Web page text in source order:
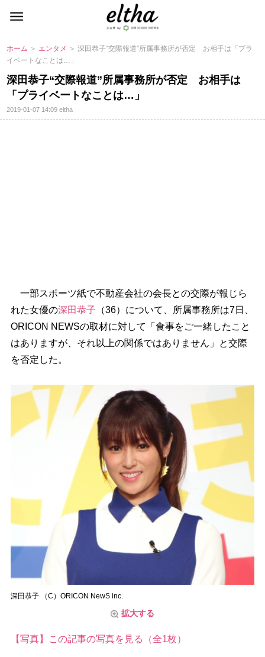
ホーム ＞ エンタメ ＞ 深田恭子“交際報道”所属事務所が否定 お相手は「プラ
イベートなことは…」
深田恭子“交際報道”所属事務所が否定 お相手は
「プライベートなことは…」
2019-01-07 14:09eltha
一部スポーツ紙で不動産会社の会長との交際が報じら
れた女優の深田恭子 （36）について、所属事務所は7日、
ORICON NEWSの取材に対して「食事をご一緒したこと
はありますが、それ以上の関係ではありません」と交際
を否定した。
深田恭子 （C）ORICON NewS inc.
拡大する
【写真】この記事の写真を見る（全1枚）